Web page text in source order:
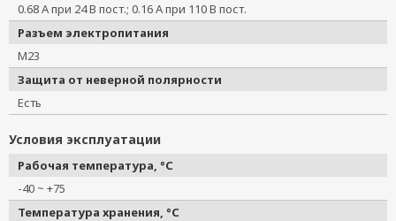
0.68 А при 24 В пост.; 0.16 А при 110 В пост.
Разъем электропитания
M23
Защита от неверной полярности
Есть
Условия эксплуатации
Рабочая температура, °C
-40 ~ +75
Температура хранения, °C